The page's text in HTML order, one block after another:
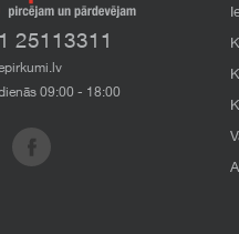
25113311
09:00 - 18:00